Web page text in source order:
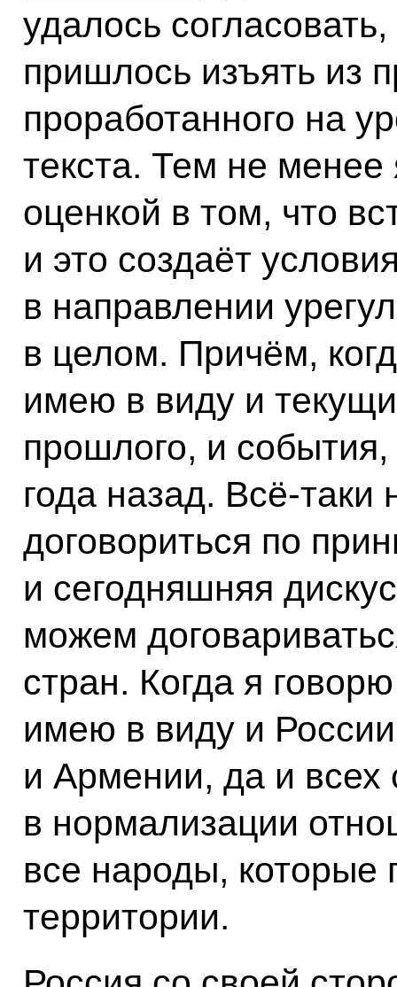
удалось
пришлось изъять из
проработанного на
текста. Тем не
оценкой в том, что
и это создаёт
в направлении
в целом. Причём,
имею в виду и
прошлого, и
года назад. Всё-таки
договориться по
и сегодняшняя
можем
стран. Когда я
имею в виду и
и Армении, да и всех
в нормализации
все народы, которые
территории.